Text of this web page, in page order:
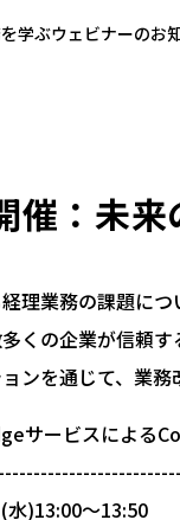
学ぶウェビナーのお
：未来
理業務の課題に
くの企業が信頼す
ンを通じて、業
サービスによる
水)13:00～13:50